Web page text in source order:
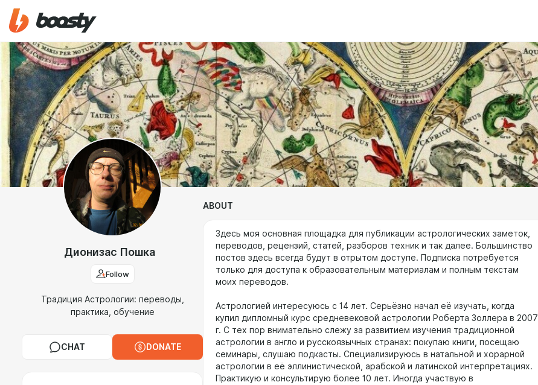
Дионизас Пошка
Follow
Традиция Астрологии: переводы,
практика, обучение
CHAT DONATE
ABOUT
Здесь моя основная площадка для публикации астрологических заметок,
переводов, рецензий, статей, разборов техник и так далее. Большинство
постов здесь всегда будут в отрытом доступе. Подписка потребуется
только для доступа к образовательным материалам и полным текстам
моих переводов.
Астрологией интересуюсь с 14 лет. Серьёзно начал её изучать, когда
купил дипломный курс средневековой астрологии Роберта Золлера в 2007
г. С тех пор внимательно слежу за развитием изучения традиционной
астрологии в англо и русскоязычных странах: покупаю книги, посещаю
семинары, слушаю подкасты. Специализируюсь в натальной и хорарной
астрологии в её эллинистической, арабской и латинской интерпретациях.
Практикую и консультирую более 10 лет. Иногда участвую в